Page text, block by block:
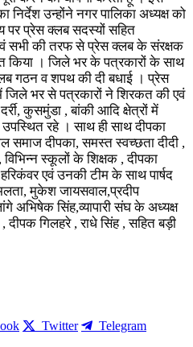
उन्होंने नगर पालिका अध्यक्ष को
पर प्रेस क्लब सदस्यों सहित
एवं सभी की तरफ से प्रेस क्लब के संरक्षक
किया । जिले भर के पत्रकारों के साथ
गठन व शपथ की दी बधाई । प्रेस
भर से पत्रकारों ने शिरकत की एवं
कुसमुंडा , बांकी आदि क्षेत्रों में
रहे । साथ ही साथ दीपका
समाज दीपका, समस्त स्वच्छता दीदी ,
स्कूलों के शिक्षक , दीपका
एवं उनकी टीम के साथ पार्षद
मुकेश जायसवाल,प्रदीप
अभिषेक सिंह,व्यापारी संघ के अध्यक्ष
गिलहरे , राधे सिंह , सहित बड़ी
Twitter
Telegram